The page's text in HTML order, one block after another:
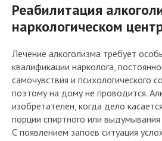
Реабилитация
наркологическом
Лечение алкоголизма требует
квалификации нарколога,
самочувствия и психологического
поэтому на дому не проводится.
изобретателен, когда дело
порции спиртного или
С появлением запоев ситуация